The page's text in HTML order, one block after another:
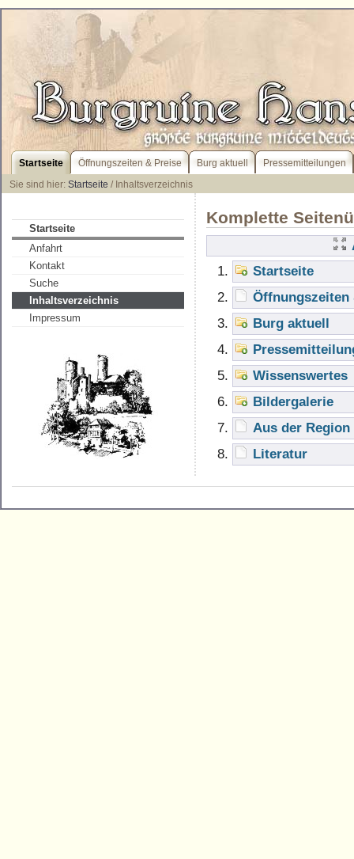
Startseite Öffnungszeiten & Preise Burg aktuell
Pressemitteilungen
Sie sind hier: Startseite / Inhaltsverzeichnis
Startseite
Anfahrt
Kontakt
Suche
Inhaltsverzeichnis
Impressum
Komplette
Startseite
Öffnungszeiten
Burg aktuell
Wissenswertes
Bildergalerie
Aus der Region
Literatur